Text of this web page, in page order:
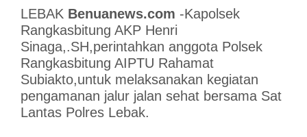
LEBAK Benuanews.com -Kapolsek
Rangkasbitung AKP Henri
Sinaga,.SH,perintahkan anggota Polsek
Rangkasbitung AIPTU Rahamat
Subiakto,untuk melaksanakan kegiatan
pengamanan jalur jalan sehat bersama Sat
Lantas Polres Lebak.